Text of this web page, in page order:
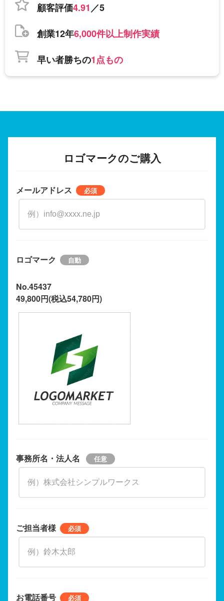
顧客評価4.91／5
創業12年6,000件以上制作実績
早い者勝ちの1点もの
ロゴマークのご購入
メールアドレス
ロゴマーク
No.45437
49,800円(税込54,780円)
事務所名・法人名
ご担当者様
お電話番号